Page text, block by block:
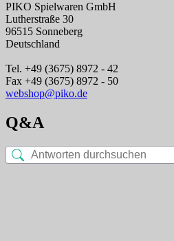
PIKO Spielwaren GmbH
Lutherstraße 30
96515 Sonneberg
Deutschland
Tel. +49 (3675) 8972 - 42
Fax +49 (3675) 8972 - 50
webshop@piko.de
Q&A